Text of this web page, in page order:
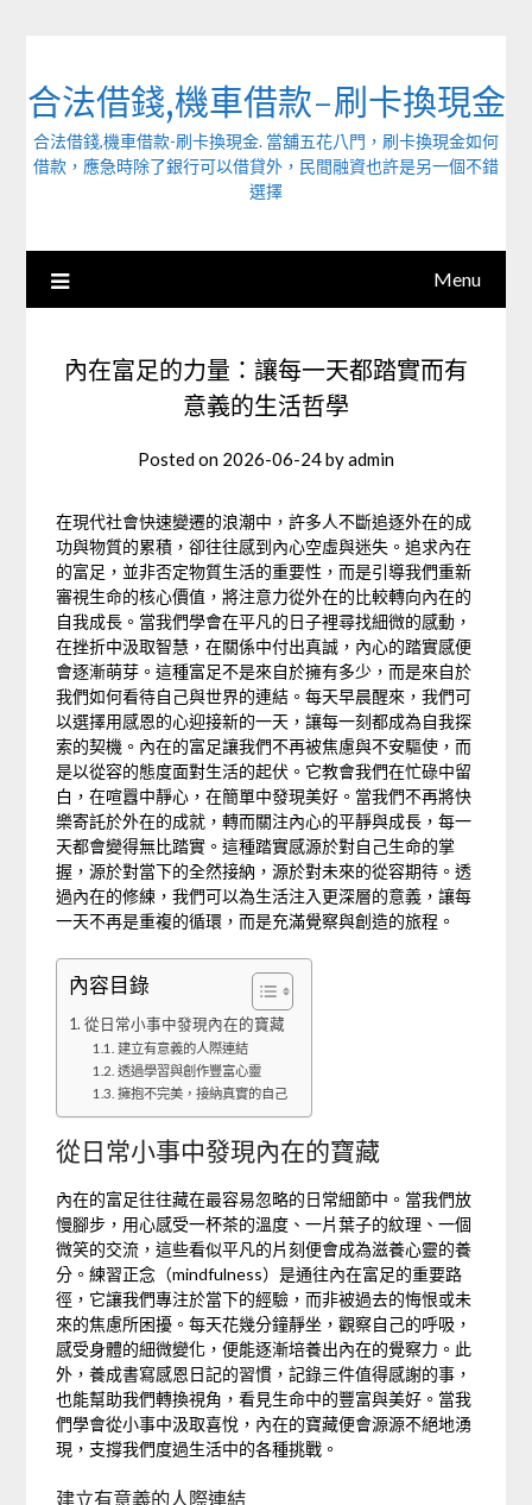
合法借錢,機車借款-刷卡換現金
合法借錢,機車借款-刷卡換現金. 當舖五花八門，刷卡換現金如何
借款，應急時除了銀行可以借貸外，民間融資也許是另一個不錯
選擇
Menu
內在富足的力量：讓每一天都踏實而有
意義的生活哲學
Posted on 2026-06-24byadmin
在現代社會快速變遷的浪潮中，許多人不斷追逐外在的成
功與物質的累積，卻往往感到內心空虛與迷失。追求內在
的富足，並非否定物質生活的重要性，而是引導我們重新
審視生命的核心價值，將注意力從外在的比較轉向內在的
自我成長。當我們學會在平凡的日子裡尋找細微的感動，
在挫折中汲取智慧，在關係中付出真誠，內心的踏實感便
會逐漸萌芽。這種富足不是來自於擁有多少，而是來自於
我們如何看待自己與世界的連結。每天早晨醒來，我們可
以選擇用感恩的心迎接新的一天，讓每一刻都成為自我探
索的契機。內在的富足讓我們不再被焦慮與不安驅使，而
是以從容的態度面對生活的起伏。它教會我們在忙碌中留
白，在喧囂中靜心，在簡單中發現美好。當我們不再將快
樂寄託於外在的成就，轉而關注內心的平靜與成長，每一
天都會變得無比踏實。這種踏實感源於對自己生命的掌
握，源於對當下的全然接納，源於對未來的從容期待。透
過內在的修練，我們可以為生活注入更深層的意義，讓每
一天不再是重複的循環，而是充滿覺察與創造的旅程。
內容目錄
從日常小事中發現內在的寶藏
建立有意義的人際連結
透過學習與創作豐富心靈
擁抱不完美，接納真實的自己
從日常小事中發現內在的寶藏
內在的富足往往藏在最容易忽略的日常細節中。當我們放
慢腳步，用心感受一杯茶的溫度、一片葉子的紋理、一個
微笑的交流，這些看似平凡的片刻便會成為滋養心靈的養
分。練習正念（mindfulness）是通往內在富足的重要路
徑，它讓我們專注於當下的經驗，而非被過去的悔恨或未
來的焦慮所困擾。每天花幾分鐘靜坐，觀察自己的呼吸，
感受身體的細微變化，便能逐漸培養出內在的覺察力。此
外，養成書寫感恩日記的習慣，記錄三件值得感謝的事，
也能幫助我們轉換視角，看見生命中的豐富與美好。當我
們學會從小事中汲取喜悅，內在的寶藏便會源源不絕地湧
現，支撐我們度過生活中的各種挑戰。
建立有意義的人際連結